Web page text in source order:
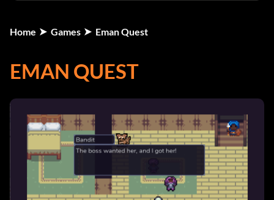
Home Games Eman Quest
EMAN QUEST